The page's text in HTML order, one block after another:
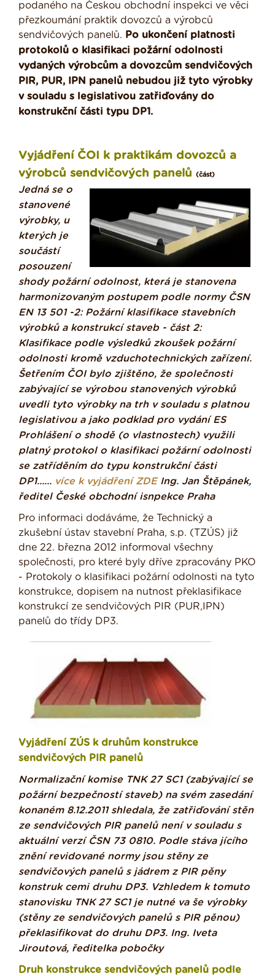
podaného na Českou obchodní inspekci ve věci
přezkoumání praktik dovozců a výrobců
sendvičových panelů. Po ukončení platnosti
protokolů o klasifikaci požární odolnosti
vydaných výrobcům a dovozcům sendvičových
PIR, PUR, IPN panelů nebudou již tyto výrobky
v souladu s legislativou zatřiďovány do
konstrukční části typu DP1.
Vyjádření ČOI k praktikám dovozců a
výrobců sendvičových panelů
(část)
Jedná se o
stanovené
výrobky, u
kterých je
součástí
posouzení
shody požární odolnost, která je stanovena
harmonizovaným postupem podle normy ČSN
EN 13 501 -2: Požární klasifikace stavebních
výrobků a konstrukcí staveb - část 2:
Klasifikace podle výsledků zkoušek požární
odolnosti kromě vzduchotechnických zařízení.
Šetřením ČOI bylo zjištěno, že společnosti
zabývající se výrobou stanovených výrobků
uvedli tyto výrobky na trh v souladu s platnou
legislativou a jako podklad pro vydání ES
Prohlášení o shodě (o vlastnostech) využili
platný protokol o klasifikaci požární odolnosti
se zatříděním do typu konstrukční části
DP1...... více k vyjádření ZDEIng. Jan Štěpánek,
ředitel České obchodní isnpekce Praha
Pro informaci dodáváme, že Technický a
zkušební ústav stavební Praha, s.p. (TZÚS) již
dne 22. března 2012 informoval všechny
společnosti, pro které byly dříve zpracovány PKO
- Protokoly o klasifikaci požární odolnosti na tyto
konstrukce, dopisem na nutnost překlasifikace
konstrukcí ze sendvičových PIR (PUR,IPN)
panelů do třídy DP3.
Vyjádření ZÚS k druhům konstrukce
sendvičových PIR panelů
Normalizační komise TNK 27 SC1 (zabývající se
požární bezpečností staveb) na svém zasedání
konaném 8.12.2011 shledala, že zatřiďování stěn
ze sendvičových PIR panelů není v souladu s
aktuální verzí ČSN 73 0810. Podle stáva jícího
znění revidované normy jsou stěny ze
sendvičových panelů s jádrem z PIR pěny
konstruk cemi druhu DP3. Vzhledem k tomuto
stanovisku TNK 27 SC1 je nutné va še výrobky
(stěny ze sendvičových panelů s PIR pěnou)
překlasifikovat do druhu DP3. Ing. Iveta
Jiroutová, ředitelka pobočky
Druh konstrukce sendvičových panelů podle